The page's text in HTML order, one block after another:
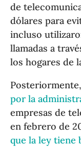
de
dólares para
incluso
llamadas a
los hogares de
por la
empresas de
en febrero de
que la ley tiene